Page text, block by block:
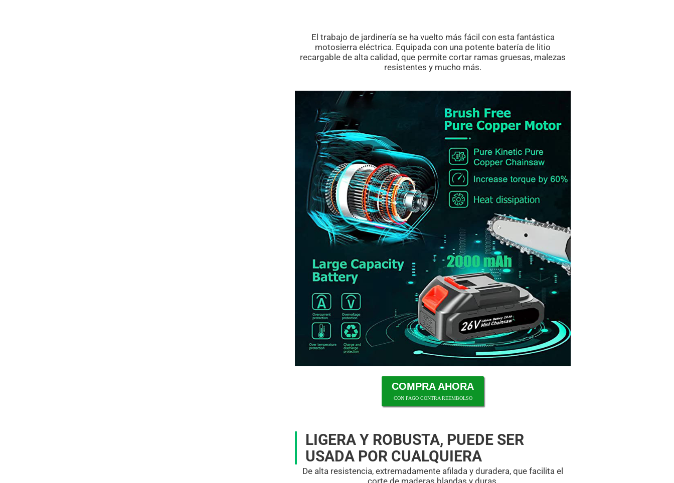
El trabajo de jardinería se ha vuelto más fácil con esta fantástica
motosierra eléctrica. Equipada con una potente batería de litio
recargable de alta calidad, que permite cortar ramas gruesas, malezas
resistentes y mucho más.
COMPRA AHORA
CON PAGO CONTRA REEMBOLSO
LIGERA Y ROBUSTA, PUEDE SER
USADA POR CUALQUIERA
De alta resistencia, extremadamente afilada y duradera, que facilita el